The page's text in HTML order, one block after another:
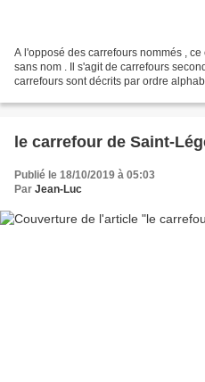
A l'opposé des carrefours nommés ,
sans nom . Il s'agit de carrefours
carrefours sont décrits par ordre
le carrefour de Saint-
Publié le 18/10/2019 à 05:03
Par Jean-Luc